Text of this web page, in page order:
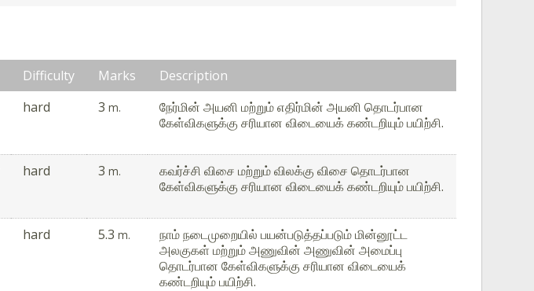
Difficulty Marks
Description
hard 3 m.
நேர்மின் அயனி மற்றும் எதிர்மின் அயனி தொடர்பான
கேள்விகளுக்கு சரியான விடையைக் கண்டறியும் பயிற்சி.
hard 3 m.
கவர்ச்சி விசை மற்றும் விலக்கு விசை தொடர்பான
கேள்விகளுக்கு சரியான விடையைக் கண்டறியும் பயிற்சி.
hard 5.3 m.
நாம் நடைமுறையில் பயன்படுத்தப்படும் மின்னூட்ட
அலகுகள் மற்றும் அணுவின் அணுவின் அமைப்பு
தொடர்பான கேள்விகளுக்கு சரியான விடையைக்
கண்டறியும் பயிற்சி.